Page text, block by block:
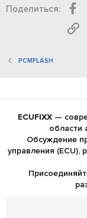
Поделиться:
PCMFLASH
ECUFIXX—
области
Обсуждение
управления